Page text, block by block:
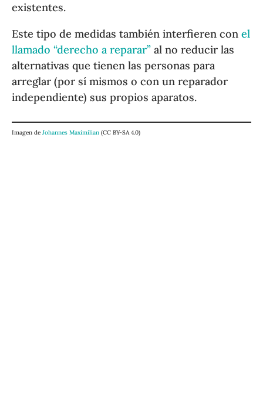
existentes.
Este tipo de medidas también interfieren conel
llamado “derecho a reparar” al no reducir las
alternativas que tienen las personas para
arreglar (por sí mismos o con un reparador
independiente) sus propios aparatos.
Imagen deJohannes Maximilian (CC BY-SA 4.0)